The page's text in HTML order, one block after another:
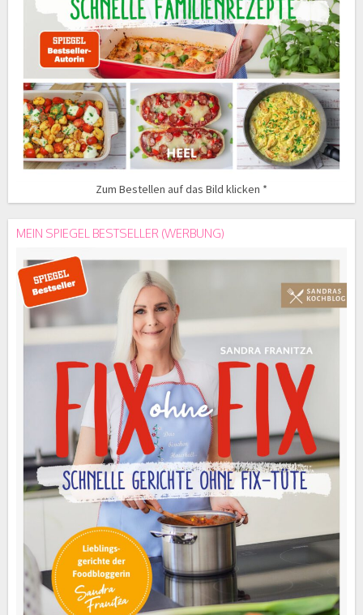
Zum Bestellen auf das Bild klicken *
MEIN SPIEGEL BESTSELLER (WERBUNG)